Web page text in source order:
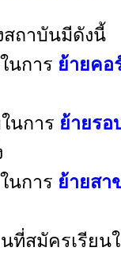
สถาบันมีดังนี้
นการ ย้ายคอ
นการ ย้ายรอ
นการ ย้ายสา
นที่สมัครเรีย